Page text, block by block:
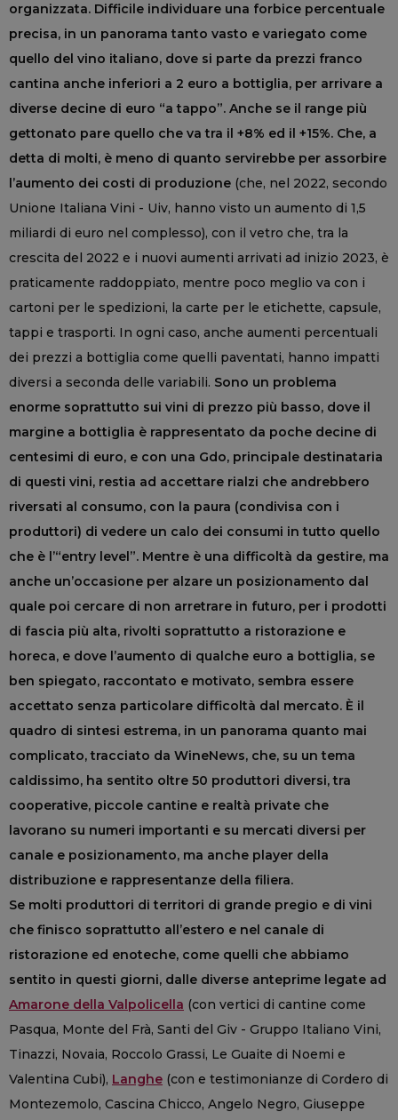
organizzata. Difficile individuare una forbice percentuale
precisa, in un panorama tanto vasto e variegato come
quello del vino italiano, dove si parte da prezzi franco
cantina anche inferiori a 2 euro a bottiglia, per arrivare a
diverse decine di euro “a tappo”. Anche se il range più
gettonato pare quello che va tra il +8% ed il +15%. Che, a
detta di molti, è meno di quanto servirebbe per assorbire
l’aumento dei costi di produzione (che, nel 2022, secondo
Unione Italiana Vini - Uiv, hanno visto un aumento di 1,5
miliardi di euro nel complesso), con il vetro che, tra la
crescita del 2022 e i nuovi aumenti arrivati ad inizio 2023, è
praticamente raddoppiato, mentre poco meglio va con i
cartoni per le spedizioni, la carte per le etichette, capsule,
tappi e trasporti. In ogni caso, anche aumenti percentuali
dei prezzi a bottiglia come quelli paventati, hanno impatti
diversi a seconda delle variabili. Sono un problema
enorme soprattutto sui vini di prezzo più basso, dove il
margine a bottiglia è rappresentato da poche decine di
centesimi di euro, e con una Gdo, principale destinataria
di questi vini, restia ad accettare rialzi che andrebbero
riversati al consumo, con la paura (condivisa con i
produttori) di vedere un calo dei consumi in tutto quello
che è l’“entry level”. Mentre è una difficoltà da gestire, ma
anche un’occasione per alzare un posizionamento dal
quale poi cercare di non arretrare in futuro, per i prodotti
di fascia più alta, rivolti soprattutto a ristorazione e
horeca, e dove l’aumento di qualche euro a bottiglia, se
ben spiegato, raccontato e motivato, sembra essere
accettato senza particolare difficoltà dal mercato. È il
quadro di sintesi estrema, in un panorama quanto mai
complicato, tracciato da WineNews, che, su un tema
caldissimo, ha sentito oltre 50 produttori diversi, tra
cooperative, piccole cantine e realtà private che
lavorano su numeri importanti e su mercati diversi per
canale e posizionamento, ma anche player della
distribuzione e rappresentanze della filiera.
Se molti produttori di territori di grande pregio e di vini
che finisco soprattutto all’estero e nel canale di
ristorazione ed enoteche, come quelli che abbiamo
sentito in questi giorni, dalle diverse anteprime legate ad
Amarone della Valpolicella (con vertici di cantine come
Pasqua, Monte del Frà, Santi del Giv - Gruppo Italiano Vini,
Tinazzi, Novaia, Roccolo Grassi, Le Guaite di Noemi e
Valentina Cubi), Langhe (con e testimonianze di Cordero di
Montezemolo, Cascina Chicco, Angelo Negro, Giuseppe